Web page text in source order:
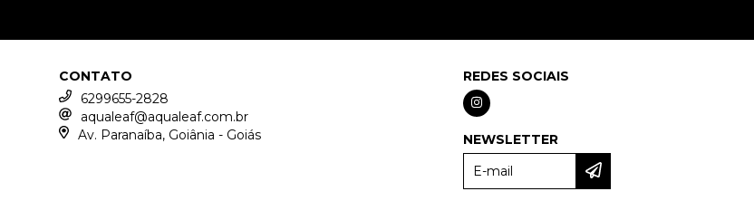
CONTATO
6299655-2828
aqualeaf@aqualeaf.com.br
Av. Paranaíba, Goiânia - Goiás
REDES SOCIAIS
NEWSLETTER